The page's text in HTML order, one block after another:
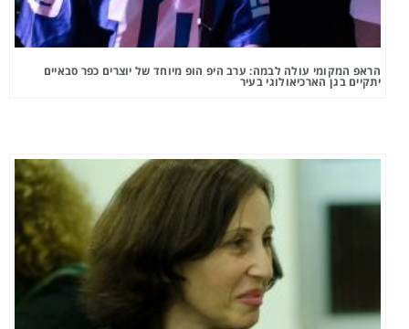
הראפ המקומי עולה לבמה: ערב היפ הופ מיוחד של יוצרים כפר סבאיים
יתקיים בגן הארכיאולוגי בעיר